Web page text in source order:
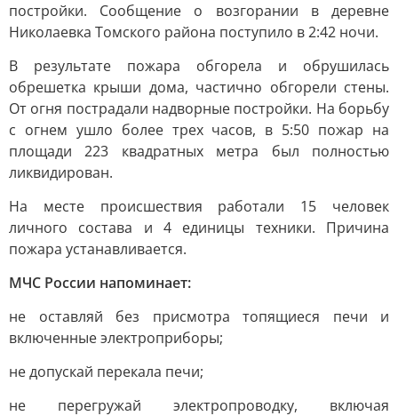
постройки. Сообщение о возгорании в деревне
Николаевка Томского района поступило в 2:42 ночи.
В результате пожара обгорела и обрушилась
обрешетка крыши дома, частично обгорели стены.
От огня пострадали надворные постройки. На борьбу
с огнем ушло более трех часов, в 5:50 пожар на
площади 223 квадратных метра был полностью
ликвидирован.
На месте происшествия работали 15 человек
личного состава и 4 единицы техники. Причина
пожара устанавливается.
МЧС России напоминает:
не оставляй без присмотра топящиеся печи и
включенные электроприборы;
не допускай перекала печи;
не перегружай электропроводку, включая